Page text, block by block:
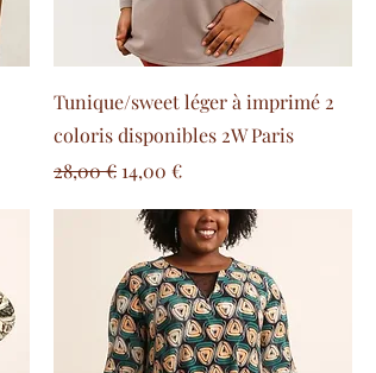
Tunique/sweet léger à imprimé 2
coloris disponibles 2W Paris
Prix original
28,00 € Prix promotionnel
14,00 €